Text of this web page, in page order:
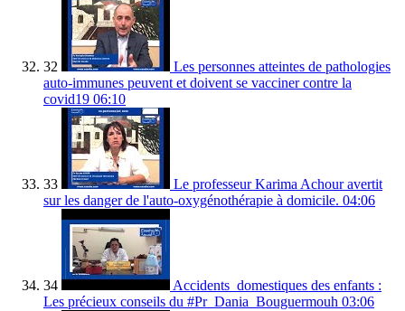
32
Les personnes atteintes de pathologies
auto-immunes peuvent et doivent se vacciner contre la
covid19 06:10
33
Le professeur Karima Achour avertit
sur les danger de l'auto-oxygénothérapie à domicile. 04:06
34
Accidents_domestiques des enfants :
Les précieux conseils du #Pr_Dania_Bouguermouh 03:06